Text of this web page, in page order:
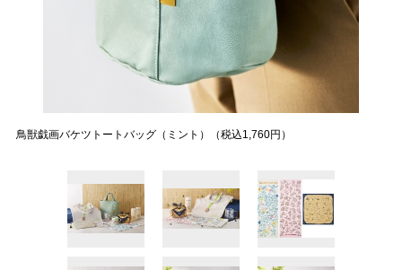
鳥獣戯画バケツトートバッグ（ミント）（税込1,760円）